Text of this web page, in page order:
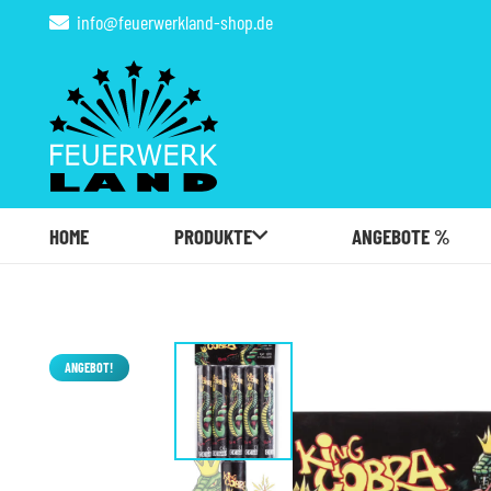
info@feuerwerkland-shop.de
HOME PRODUKTE ANGEBOTE %
ANGEBOT!